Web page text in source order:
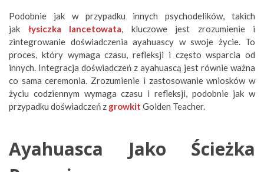
Podobnie jak w przypadku innych psychodelików, takich
jak łysiczka lancetowata , kluczowe jest zrozumienie i
zintegrowanie doświadczenia ayahuascy w swoje życie. To
proces, który wymaga czasu, refleksji i często wsparcia od
innych. Integracja doświadczeń z ayahuascą jest równie ważna
co sama ceremonia. Zrozumienie i zastosowanie wniosków w
życiu codziennym wymaga czasu i refleksji, podobnie jak w
przypadku doświadczeń z growkit Golden Teacher.
Ayahuasca Jako Ścieżka